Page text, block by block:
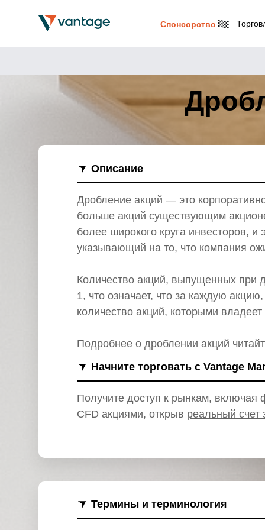
Спонсорство
Описание
Дробление акций — это
больше акций существующим
более широкого круга инвесторов, и
указывающий на то, что компания
Количество акций, выпущенных при
1, что означает, что за каждую
количество акций, которыми
Подробнее о дроблении акций
Начните торговать с Vantage
Получите доступ к рынкам, включая
CFD акциями, открыв реальный счет
Термины и терминология